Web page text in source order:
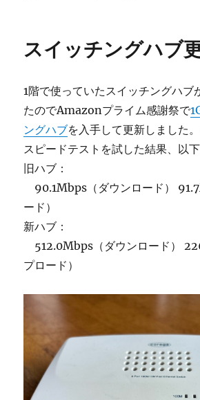
スイッチングハブ
1階で使っていたスイッチングハブ
たのでAmazonプライム感謝祭で
ングハブを入手して更新しました
スピードテストを試した結果、以下
旧ハブ：
90.1Mbps（ダウンロード）
ード）
新ハブ：
512.0Mbps（ダウンロード）
プロード）